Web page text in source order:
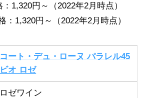
1,320円～（2022年2月時点）
：1,320円～（2022年2月時点）
コート・デュ・ローヌ パラレル45
ビオ ロゼ
ロゼワイン